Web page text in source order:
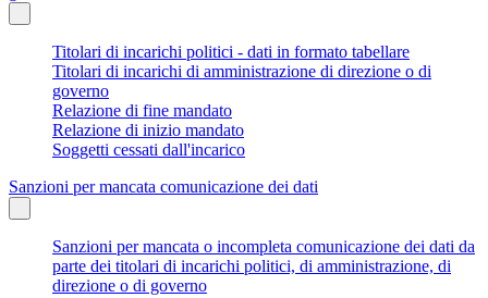
Titolari di incarichi politici - dati in formato tabellare
Titolari di incarichi di amministrazione di direzione o di
governo
Relazione di fine mandato
Relazione di inizio mandato
Soggetti cessati dall'incarico
Sanzioni per mancata comunicazione dei dati
Sanzioni per mancata o incompleta comunicazione dei dati da
parte dei titolari di incarichi politici, di amministrazione, di
direzione o di governo